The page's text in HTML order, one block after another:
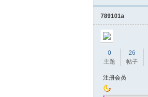
789101a
0
主题
26
帖子
注册会员